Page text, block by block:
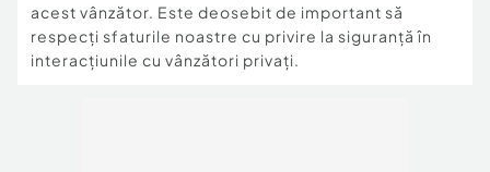
acest vânzător. Este deosebit de important să
respecți sfaturile noastre cu privire la siguranță în
interacțiunile cu vânzători privați.